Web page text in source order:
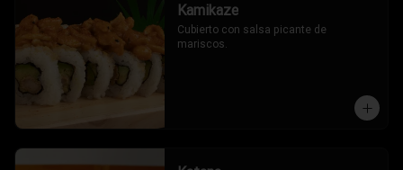
Kamikaze
Cubierto con salsa picante de
mariscos.